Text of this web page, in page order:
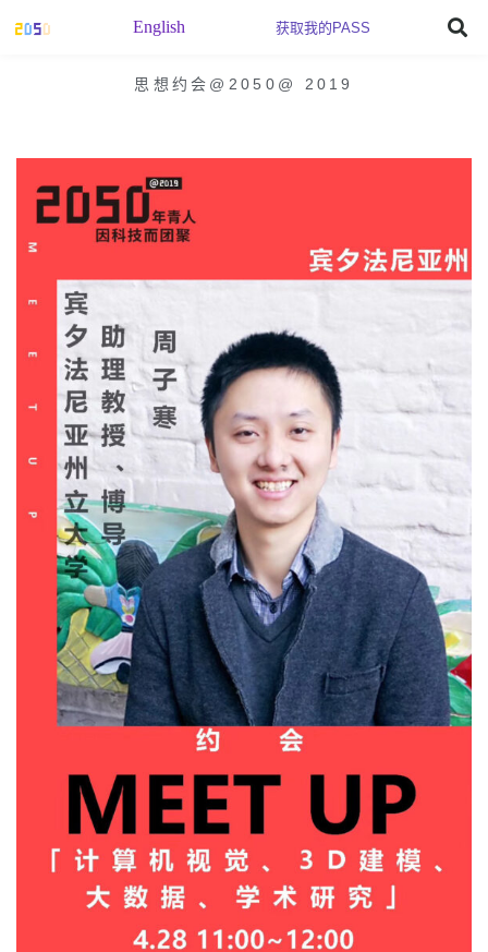
English 获取我的PASS
思想约会@2050 @ 2019